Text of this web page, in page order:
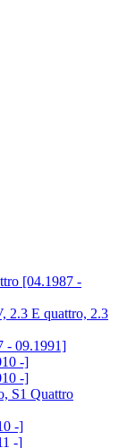
[04.1987 -
2.3 E quattro, 2.3
- 09.1991]
-]
-]
S1 Quattro
-]
-]